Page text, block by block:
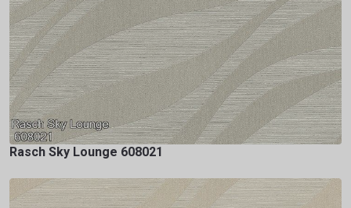
Rasch Sky Lounge 608021